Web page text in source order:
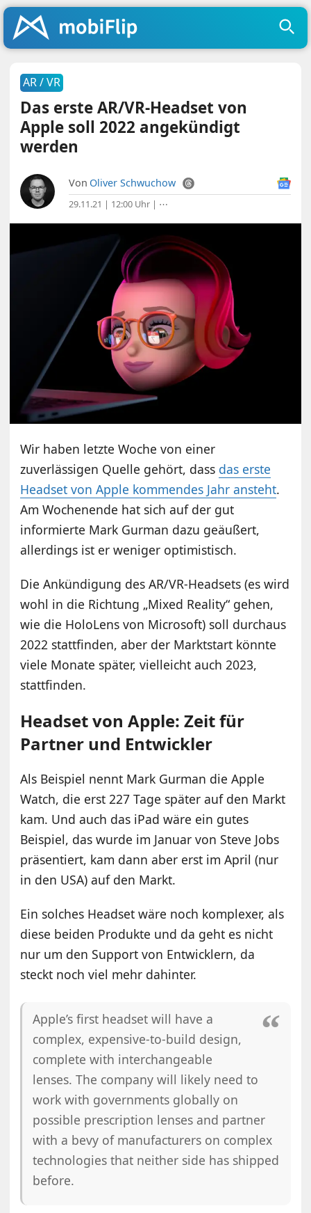
AR / VR
Das erste AR/VR-Headset von
Apple soll 2022 angekündigt
werden
Von Oliver Schwuchow
29.11.21 | 12:00 Uhr | ⋯
Wir haben letzte Woche von einer
zuverlässigen Quelle gehört, dass das erste
Headset von Apple kommendes Jahr ansteht.
Am Wochenende hat sich auf der gut
informierte Mark Gurman dazu geäußert,
allerdings ist er weniger optimistisch.
Die Ankündigung des AR/VR-Headsets (es wird
wohl in die Richtung „Mixed Reality“ gehen,
wie die HoloLens von Microsoft) soll durchaus
2022 stattfinden, aber der Marktstart könnte
viele Monate später, vielleicht auch 2023,
stattfinden.
Headset von Apple: Zeit für
Partner und Entwickler
Als Beispiel nennt Mark Gurman die Apple
Watch, die erst 227 Tage später auf den Markt
kam. Und auch das iPad wäre ein gutes
Beispiel, das wurde im Januar von Steve Jobs
präsentiert, kam dann aber erst im April (nur
in den USA) auf den Markt.
Ein solches Headset wäre noch komplexer, als
diese beiden Produkte und da geht es nicht
nur um den Support von Entwicklern, da
steckt noch viel mehr dahinter.
Apple’s first headset will have a
complex, expensive-to-build design,
complete with interchangeable
lenses. The company will likely need to
work with governments globally on
possible prescription lenses and partner
with a bevy of manufacturers on complex
technologies that neither side has shipped
before.